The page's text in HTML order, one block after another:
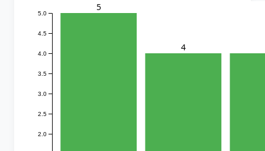
2.0
2.5
3.0
3.5
4.0
4.5
5.0
5
4